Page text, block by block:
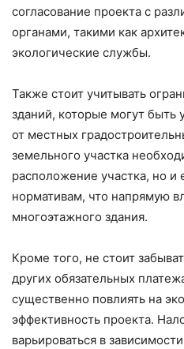
согласование проекта с
органами, такими как
экологические службы.
Также стоит учитывать
зданий, которые могут быть
от местных
земельного участка
расположение участка, но и
нормативам, что напрямую
многоэтажного здания.
Кроме того, не стоит
других обязательных
существенно повлиять на
эффективность проекта.
варьироваться в